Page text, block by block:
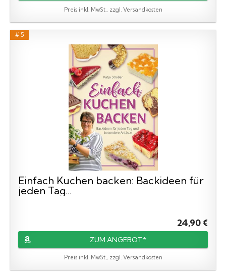
Preis inkl. MwSt., zzgl. Versandkosten
# 5
Einfach Kuchen backen: Backideen für
jeden Tag...
24,90 €
ZUM ANGEBOT*
Preis inkl. MwSt., zzgl. Versandkosten